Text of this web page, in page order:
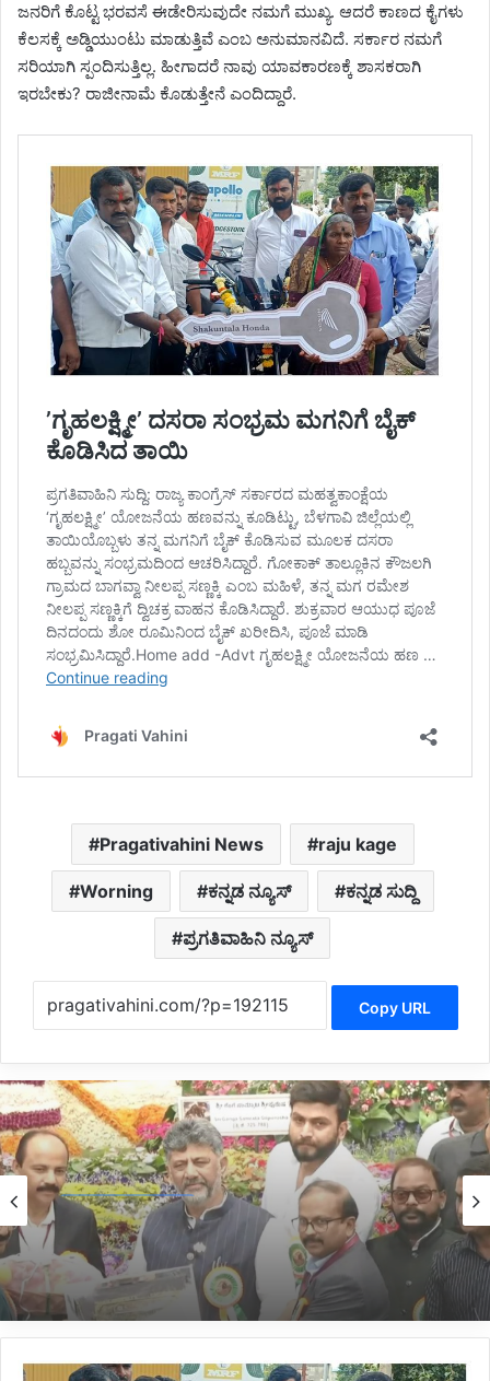
ಜನರಿಗೆ ಕೊಟ್ಟ ಭರವಸೆ ಈಡೇರಿಸುವುದೇ ನಮಗೆ ಮುಖ್ಯ. ಆದರೆ ಕಾಣದ ಕೈಗಳು
ಕೆಲಸಕ್ಕೆ ಅಡ್ಡಿಯುಂಟು ಮಾಡುತ್ತಿವೆ ಎಂಬ ಅನುಮಾನವಿದೆ. ಸರ್ಕಾರ ನಮಗೆ
ಸರಿಯಾಗಿ ಸ್ಪಂದಿಸುತ್ತಿಲ್ಲ. ಹೀಗಾದರೆ ನಾವು ಯಾವಕಾರಣಕ್ಕೆ ಶಾಸಕರಾಗಿ
ಇರಬೇಕು? ರಾಜೀನಾಮೆ ಕೊಡುತ್ತೇನೆ ಎಂದಿದ್ದಾರೆ.
Pragativahini News raju kage
Worning ಕನ್ನಡ ನ್ಯೂಸ್ ಕನ್ನಡ ಸುದ್ದಿ
ಪ್ರಗತಿವಾಹಿನಿ ನ್ಯೂಸ್
Copy URL
Karnataka News
3 hours ago
*ಲಾಲ್ ಬಾಗ್ ಮಾದರಿ 3 ಉದ್ಯಾನ ನಿರ್ಮಾಣಕ್ಕೆ ಚಿಂತನೆ:
ಸಿಎಂ ಡಿ.ಕೆ.ಶಿವಕುಮಾರ್*
’ಗೃಹಲಕ್ಷ್ಮೀ’